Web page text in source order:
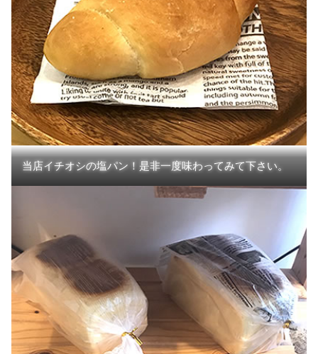
当店イチオシの塩パン！是非一度味わってみて下さい。